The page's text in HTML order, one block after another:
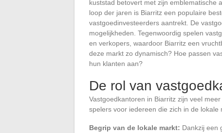
kuststad betovert met zijn emblematische
loop der jaren is Biarritz een populaire
vastgoedinvesteerders aantrekt. De
mogelijkheden. Tegenwoordig spelen
en verkopers, waardoor Biarritz een
deze markt zo dynamisch? Hoe passen
hun klanten aan?
De rol van
Vastgoedkantoren in Biarritz zijn veel
spelers voor iedereen die zich in de lokale
Begrip van de lokale markt: Dankzij een